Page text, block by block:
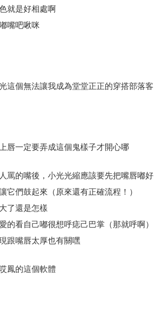
就是好相處啊
嘴吧啾咪
這個無法讓我成為堂堂正正的穿搭部落客
唇一定要弄成這個鬼樣子才開心哪
罵的嘴後，小光光縮應該要先把嘴唇嘟好
它們鼓起來（原來還有正確流程！）
了還是怎樣
的看自己嘟很想呼痣己巴掌（那就呼啊）
跟嘴唇太厚也有關嘿
鳳的這個軟體